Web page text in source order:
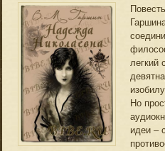
легкий
Но
идеи –